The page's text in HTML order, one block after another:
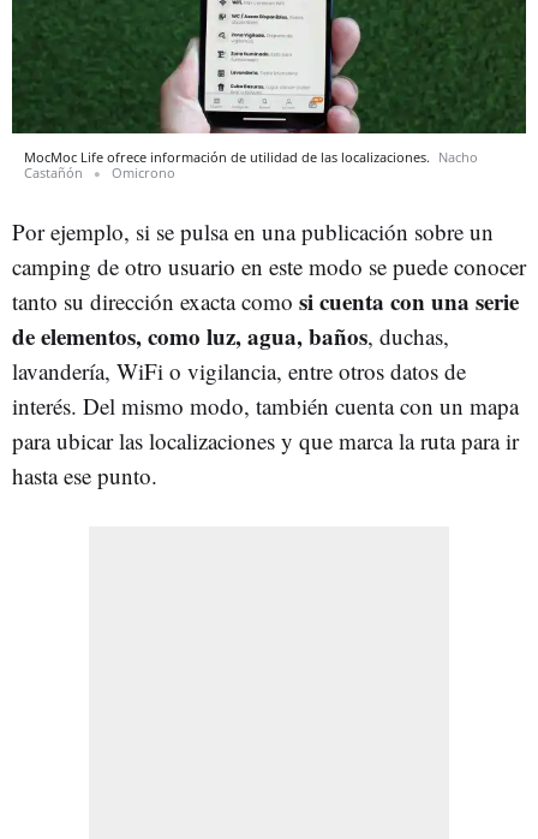
MocMoc Life ofrece información de utilidad de las localizaciones. Nacho
Castañón
Omicrono
Por ejemplo, si se pulsa en una publicación sobre un
camping de otro usuario en este modo se puede conocer
tanto su dirección exacta como si cuenta con una serie
de elementos, como luz, agua, baños, duchas,
lavandería, WiFi o vigilancia, entre otros datos de
interés. Del mismo modo, también cuenta con un mapa
para ubicar las localizaciones y que marca la ruta para ir
hasta ese punto.